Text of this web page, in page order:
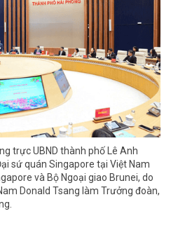
trực UBND thành phố Lê Anh
sứ quán Singapore tại Việt Nam
và Bộ Ngoại giao Brunei, do
Donald Tsang làm Trưởng đoàn,